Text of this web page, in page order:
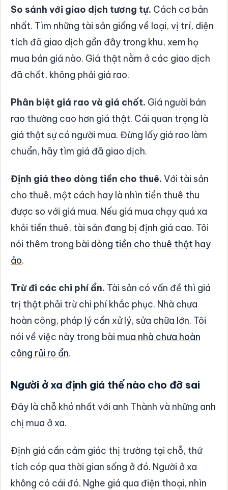
So sánh với giao dịch tương tự. Cách cơ bản
nhất. Tìm những tài sản giống về loại, vị trí, diện
tích đã giao dịch gần đây trong khu, xem họ
mua bán giá nào. Giá thật nằm ở các giao dịch
đã chốt, không phải giá rao.
Phân biệt giá rao và giá chốt. Giá người bán
rao thường cao hơn giá thật. Cái quan trọng là
giá thật sự có người mua. Đừng lấy giá rao làm
chuẩn, hãy tìm giá đã giao dịch.
Định giá theo dòng tiền cho thuê. Với tài sản
cho thuê, một cách hay là nhìn tiền thuê thu
được so với giá mua. Nếu giá mua chạy quá xa
khỏi tiền thuê, tài sản đang bị định giá cao. Tôi
nói thêm trong bài dòng tiền cho thuê thật hay
ảo.
Trừ đi các chi phí ẩn. Tài sản có vấn đề thì giá
trị thật phải trừ chi phí khắc phục. Nhà chưa
hoàn công, pháp lý cần xử lý, sửa chữa lớn. Tôi
nói về việc này trong bài mua nhà chưa hoàn
công rủi ro ẩn.
Người ở xa định giá thế nào cho đỡ sai
Đây là chỗ khó nhất với anh Thành và những anh
chị mua ở xa.
Định giá cần cảm giác thị trường tại chỗ, thứ
tích cóp qua thời gian sống ở đó. Người ở xa
không có cái đó. Nghe giá qua điện thoại, nhìn